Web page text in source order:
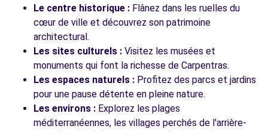
Le centre historique : Flânez dans les ruelles du
cœur de ville et découvrez son patrimoine
architectural.
Les sites culturels : Visitez les musées et
monuments qui font la richesse de Carpentras.
Les espaces naturels : Profitez des parcs et jardins
pour une pause détente en pleine nature.
Les environs : Explorez les plages
méditerranéennes, les villages perchés de l'arrière-